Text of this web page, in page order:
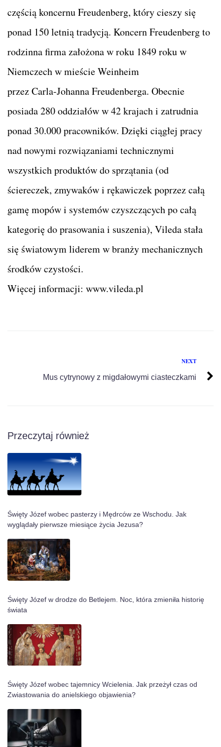
częścią koncernu Freudenberg, który cieszy się
ponad 150 letnią tradycją. Koncern Freudenberg to
rodzinna firma założona w roku 1849 roku w
Niemczech w mieście Weinheim
przez Carla-Johanna Freudenberga. Obecnie
posiada 280 oddziałów w 42 krajach i zatrudnia
ponad 30.000 pracowników. Dzięki ciągłej pracy
nad nowymi rozwiązaniami technicznymi
wszystkich produktów do sprzątania (od
ściereczek, zmywaków i rękawiczek poprzez całą
gamę mopów i systemów czyszczących po całą
kategorię do prasowania i suszenia), Vileda stała
się światowym liderem w branży mechanicznych
środków czystości.
Więcej informacji: www.vileda.pl
NEXT
Mus cytrynowy z migdałowymi ciasteczkami
Przeczytaj również
Święty Józef wobec pasterzy i Mędrców ze Wschodu. Jak
wyglądały pierwsze miesiące życia Jezusa?
Święty Józef w drodze do Betlejem. Noc, która zmieniła historię
świata
Święty Józef wobec tajemnicy Wcielenia. Jak przeżył czas od
Zwiastowania do anielskiego objawienia?